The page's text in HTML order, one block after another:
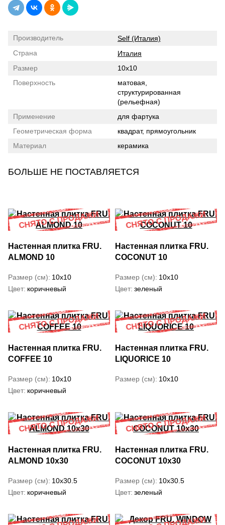
Производитель
Self (Италия)
Страна
Италия
Размер
10x10
Поверхность
матовая,
структурированная
(рельефная)
Применение
для фартука
Геометрическая форма
квадрат, прямоугольник
Материал
керамика
БОЛЬШЕ НЕ ПОСТАВЛЯЕТСЯ
Настенная плитка FRU.
ALMOND 10
Размер (см) 10x10
Цвет коричневый
Настенная плитка FRU.
COCONUT 10
Размер (см) 10x10
Цвет зеленый
Настенная плитка FRU.
COFFEE 10
Размер (см) 10x10
Цвет коричневый
Настенная плитка FRU.
LIQUORICE 10
Размер (см) 10x10
Настенная плитка FRU.
ALMOND 10x30
Размер (см) 10x30.5
Цвет коричневый
Настенная плитка FRU.
COCONUT 10x30
Размер (см) 10x30.5
Цвет зеленый